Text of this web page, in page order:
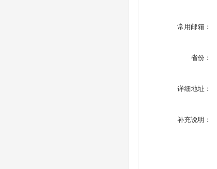
常用邮箱：
省份：
详细地址：
补充说明：